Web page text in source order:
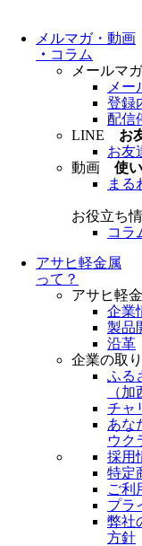
メルマガ・動画
・ コラム
メールマ
メー
登録
配信
LINE お
お友
動画 使
まる
お役立ち
コラ
アサヒ軽金属
って？
アサヒ軽
企業
製品
沿革
企業の取
ふる
（加
チャ
あな
ウク
採用
特定
ご利
プラ
弊社
方針